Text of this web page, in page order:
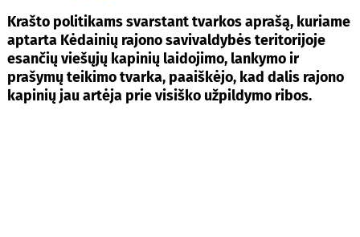
Krašto politikams svarstant tvarkos aprašą, kuriame
aptarta Kėdainių rajono savivaldybės teritorijoje
esančių viešųjų kapinių laidojimo, lankymo ir
prašymų teikimo tvarka, paaiškėjo, kad dalis rajono
kapinių jau artėja prie visiško užpildymo ribos.